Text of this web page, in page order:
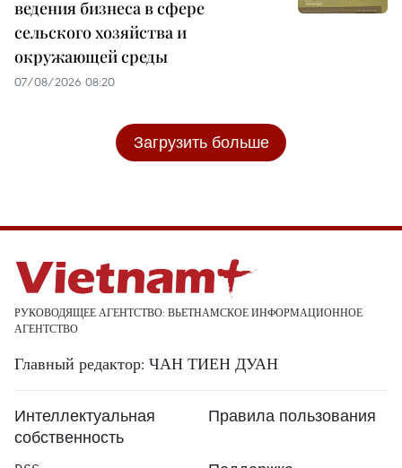
ведения бизнеса в сфере
сельского хозяйства и
окружающей среды
07/08/2026 08:20
Загрузить больше
РУКОВОДЯЩЕЕ АГЕНТСТВО: ВЬЕТНАМСКОЕ ИНФОРМАЦИОННОЕ
АГЕНТСТВО
Главный редактор: ЧАН ТИЕН ДУАН
Интеллектуальная
собственность
Правила пользования